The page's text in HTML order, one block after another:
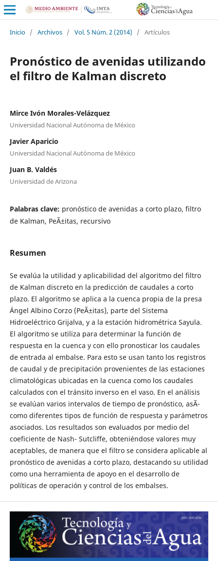
Inicio / Archivos / Vol. 5 Núm. 2 (2014) / Artículos
Pronóstico de avenidas utilizando
el filtro de Kalman discreto
Mirce Ivón Morales-Velázquez
Universidad Nacional Autónoma de México
Javier Aparicio
Universidad Nacional Autónoma de México
Juan B. Valdés
Universidad de Arizona
Palabras clave: pronóstico de avenidas a corto plazo, filtro
de Kalman, PeÃ±itas, recursivo
Resumen
Se evalúa la utilidad y aplicabilidad del algoritmo del filtro
de Kalman discreto en la predicción de caudales a corto
plazo. El algoritmo se aplica a la cuenca propia de la presa
Ángel Albino Corzo (PeÃ±itas), parte del Sistema
Hidroeléctrico Grijalva, y a la estación hidrométrica Sayula.
El algoritmo se utiliza para determinar la función de
respuesta en la cuenca y con ello pronosticar los caudales
de entrada al embalse. Para esto se usan tanto los registros
de caudal y de precipitación provenientes de las estaciones
climatológicas ubicadas en la cuenca como los caudales
calculados con el tránsito inverso en el vaso. En el análisis
se evalúan varios intervalos de tiempo de pronóstico, asÃ­
como diferentes tipos de función de respuesta y parámetros
asociados. Los resultados son evaluados por medio del
coeficiente de Nash- Sutcliffe, obteniéndose valores muy
aceptables, de manera que el filtro se considera aplicable al
pronóstico de avenidas a corto plazo, destacando su utilidad
como una herramienta de apoyo en el desarrollo de
políticas de operación y control de los embalses.